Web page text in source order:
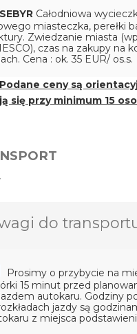
Całodniowa
miasteczka, perełki
Zwiedzanie miasta
czas na zakupy na
Cena : ok. 35 EUR/ os.s.
ceny są
się przy minimum 15
do
Prosimy o przybycie na
15 minut przed
autokaru. Godziny
jazdy są
z miejsca